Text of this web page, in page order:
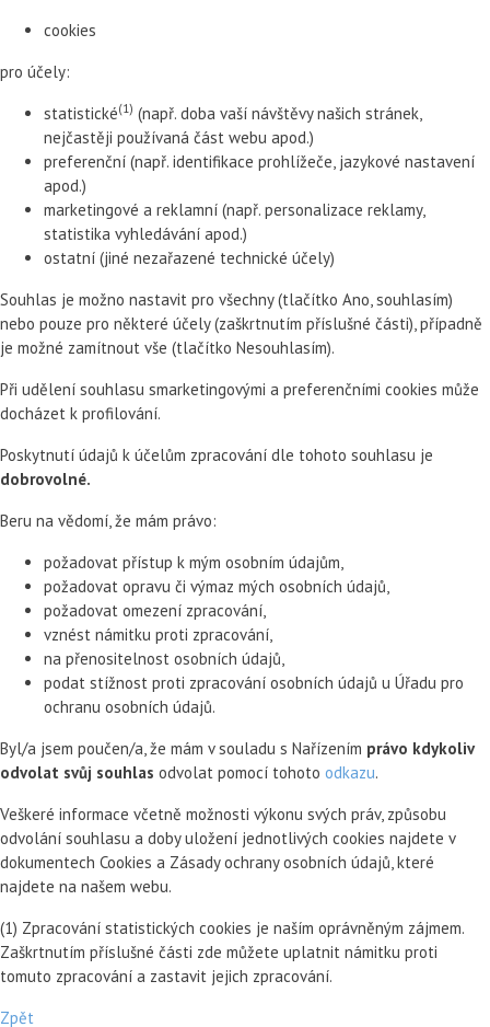
cookies
pro účely:
statistické(1) (např. doba vaší návštěvy našich stránek,
nejčastěji používaná část webu apod.)
preferenční (např. identifikace prohlížeče, jazykové nastavení
apod.)
marketingové a reklamní (např. personalizace reklamy,
statistika vyhledávání apod.)
ostatní (jiné nezařazené technické účely)
Souhlas je možno nastavit pro všechny (tlačítko Ano, souhlasím)
nebo pouze pro některé účely (zaškrtnutím příslušné části), případně
je možné zamítnout vše (tlačítko Nesouhlasím).
Při udělení souhlasu smarketingovými a preferenčními cookies může
docházet k profilování.
Poskytnutí údajů k účelům zpracování dle tohoto souhlasu je
dobrovolné.
Beru na vědomí, že mám právo:
požadovat přístup k mým osobním údajům,
požadovat opravu či výmaz mých osobních údajů,
požadovat omezení zpracování,
vznést námitku proti zpracování,
na přenositelnost osobních údajů,
podat stížnost proti zpracování osobních údajů u Úřadu pro
ochranu osobních údajů.
Byl/a jsem poučen/a, že mám v souladu s Nařízením právo kdykoliv
odvolat svůj souhlas odvolat pomocí tohoto odkazu.
Veškeré informace včetně možnosti výkonu svých práv, způsobu
odvolání souhlasu a doby uložení jednotlivých cookies najdete v
dokumentech Cookies a Zásady ochrany osobních údajů, které
najdete na našem webu.
(1) Zpracování statistických cookies je naším oprávněným zájmem.
Zaškrtnutím příslušné části zde můžete uplatnit námitku proti
tomuto zpracování a zastavit jejich zpracování.
Zpět